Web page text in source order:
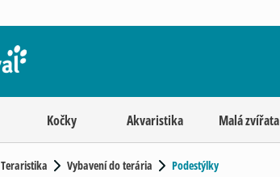
Kočky Akvaristika Malá zvířata
Teraristika Vybavení do terária Podestýlky